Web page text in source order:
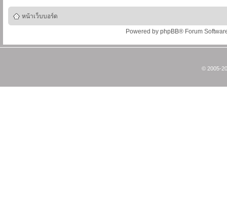
หน้าเว็บบอร์ด
Powered by phpBB® Forum
© 2005-